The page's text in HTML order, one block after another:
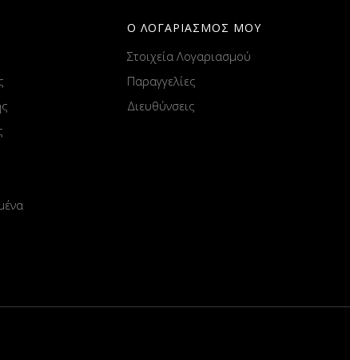
Ο ΛΟΓΑΡΙΑΣΜΟΣ ΜΟΥ
Στοιχεία Λογαριασμού
Παραγγελίες
Διευθύνσεις